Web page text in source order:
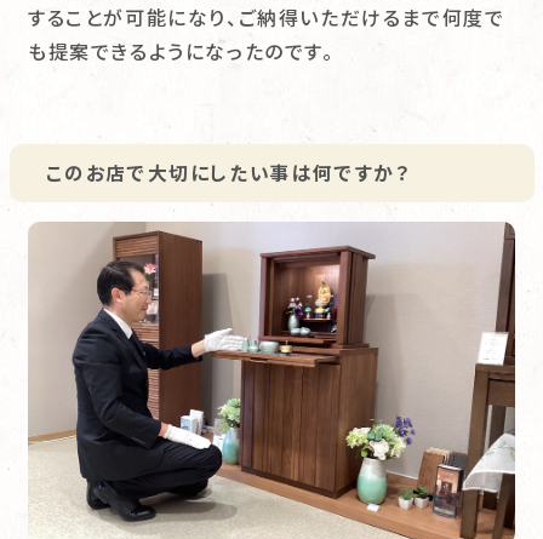
することが可能になり、ご納得いただけるまで何度で
も提案できるようになったのです。
このお店で大切にしたい事は何ですか？